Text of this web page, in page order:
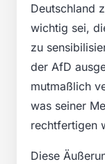
Deutschland
wichtig sei,
zu
der AfD
mutmaßlich
was seiner
rechtfertigen
Diese